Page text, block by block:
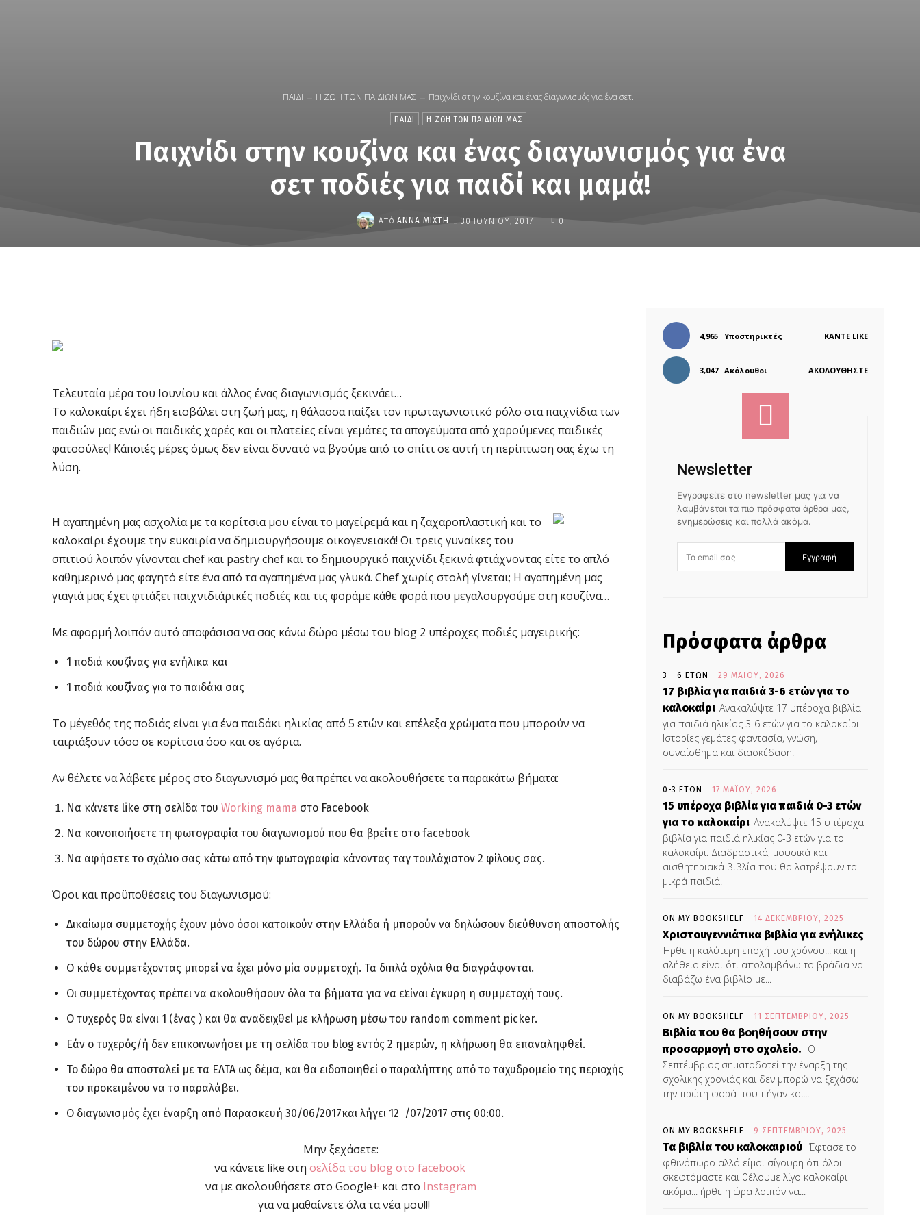
ΠΑΙΔΙ Η ΖΩΗ ΤΩΝ ΠΑΙΔΙΩΝ ΜΑΣ Παιχνίδι στην κουζίνα και ένας διαγωνισμός για ένα σετ...
ΠΑΙΔΙ Η ΖΩΗ ΤΩΝ ΠΑΙΔΙΩΝ ΜΑΣ
Παιχνίδι στην κουζίνα και ένας διαγωνισμός για ένα
σετ ποδιές για παιδί και μαμά!
Από ΆΝΝΑ ΜΊΧΤΗ - 30 ΙΟΥΝΊΟΥ, 2017 0
Τελευταία μέρα του Ιουνίου και άλλος ένας διαγωνισμός ξεκινάει…
Το καλοκαίρι έχει ήδη εισβάλει στη ζωή μας, η θάλασσα παίζει τον πρωταγωνιστικό ρόλο στα παιχνίδια των
παιδιών μας ενώ οι παιδικές χαρές και οι πλατείες είναι γεμάτες τα απογεύματα από χαρούμενες παιδικές
φατσούλες! Κάποιές μέρες όμως δεν είναι δυνατό να βγούμε από το σπίτι σε αυτή τη περίπτωση σας έχω τη
λύση.
Η αγαπημένη μας ασχολία με τα κορίτσια μου είναι το μαγείρεμά και η ζαχαροπλαστική και το
καλοκαίρι έχουμε την ευκαιρία να δημιουργήσουμε οικογενειακά! Οι τρεις γυναίκες του
σπιτιού λοιπόν γίνονται chef και pastry chef και το δημιουργικό παιχνίδι ξεκινά φτιάχνοντας είτε το απλό
καθημερινό μας φαγητό είτε ένα από τα αγαπημένα μας γλυκά. Chef χωρίς στολή γίνεται; Η αγαπημένη μας
γιαγιά μας έχει φτιάξει παιχνιδιάρικές ποδιές και τις φοράμε κάθε φορά που μεγαλουργούμε στη κουζίνα…
Με αφορμή λοιπόν αυτό αποφάσισα να σας κάνω δώρο μέσω του blog 2 υπέροχες ποδιές μαγειρικής:
1 ποδιά κουζίνας για ενήλικα και
1 ποδιά κουζίνας για το παιδάκι σας
To μέγεθός της ποδιάς είναι για ένα παιδάκι ηλικίας από 5 ετών και επέλεξα χρώματα που μπορούν να
ταιριάξουν τόσο σε κορίτσια όσο και σε αγόρια.
Αν θέλετε να λάβετε μέρος στο διαγωνισμό μας θα πρέπει να ακολουθήσετε τα παρακάτω βήματα:
Να κάνετε like στη σελίδα του Working mama στο Facebook
Να κοινοποιήσετε τη φωτογραφία του διαγωνισμού που θα βρείτε στο facebook
Να αφήσετε το σχόλιο σας κάτω από την φωτογραφία κάνοντας ταγ τουλάχιστον 2 φίλους σας.
Όροι και προϋποθέσεις του διαγωνισμού:
Δικαίωμα συμμετοχής έχουν μόνο όσοι κατοικούν στην Ελλάδα ή μπορούν να δηλώσουν διεύθυνση αποστολής
του δώρου στην Ελλάδα.
Ο κάθε συμμετέχοντας μπορεί να έχει μόνο μία συμμετοχή. Τα διπλά σχόλια θα διαγράφονται.
Οι συμμετέχοντας πρέπει να ακολουθήσουν όλα τα βήματα για να ε΄΄είναι έγκυρη η συμμετοχή τους.
Ο τυχερός θα είναι 1 (ένας ) και θα αναδειχθεί με κλήρωση μέσω του random comment picker.
Εάν ο τυχερός/ή δεν επικοινωνήσει με τη σελίδα του blog εντός 2 ημερών, η κλήρωση θα επαναληφθεί.
Το δώρο θα αποσταλεί με τα ΕΛΤΑ ως δέμα, και θα ειδοποιηθεί ο παραλήπτης από το ταχυδρομείο της περιοχής
του προκειμένου να το παραλάβει.
Ο διαγωνισμός έχει έναρξη από Παρασκευή 30/06/2017και λήγει 12 /07/2017 στις 00:00.
Μην ξεχάσετε:
να κάνετε like στη σελίδα του blog στο facebook
να με ακολουθήσετε στο Google+ και στο Instagram
για να μαθαίνετε όλα τα νέα μου!!!
4,965 Υποστηρικτές ΚΆΝΤΕ LIKE
3,047 Ακόλουθοι ΑΚΟΛΟΥΘΉΣΤΕ
Newsletter
Εγγραφείτε στο newsletter μας για να
λαμβάνεται τα πιο πρόσφατα άρθρα μας,
ενημερώσεις και πολλά ακόμα.
Εγγραφή
Πρόσφατα άρθρα
3 - 6 ΕΤΏΝ 29 ΜΑΪ́ΟΥ, 2026
17 βιβλία για παιδιά 3-6 ετών για το
καλοκαίρι Ανακαλύψτε 17 υπέροχα βιβλία
για παιδιά ηλικίας 3-6 ετών για το καλοκαίρι.
Ιστορίες γεμάτες φαντασία, γνώση,
συναίσθημα και διασκέδαση.
0-3 ΕΤΏΝ 17 ΜΑΪ́ΟΥ, 2026
15 υπέροχα βιβλία για παιδιά 0-3 ετών
για το καλοκαίρι Ανακαλύψτε 15 υπέροχα
βιβλία για παιδιά ηλικίας 0-3 ετών για το
καλοκαίρι. Διαδραστικά, μουσικά και
αισθητηριακά βιβλία που θα λατρέψουν τα
μικρά παιδιά.
ON MY BOOKSHELF 14 ΔΕΚΕΜΒΡΊΟΥ, 2025
Χριστουγεννιάτικα βιβλία για ενήλικες
Ήρθε η καλύτερη εποχή του χρόνου... και η
αλήθεια είναι ότι απολαμβάνω τα βράδια να
διαβάζω ένα βιβλίο με...
ON MY BOOKSHELF 11 ΣΕΠΤΕΜΒΡΊΟΥ, 2025
Βιβλία που θα βοηθήσουν στην
προσαρμογή στο σχολείο. Ο
Σεπτέμβριος σηματοδοτεί την έναρξη της
σχολικής χρονιάς και δεν μπορώ να ξεχάσω
την πρώτη φορά που πήγαν και...
ON MY BOOKSHELF 9 ΣΕΠΤΕΜΒΡΊΟΥ, 2025
Τα βιβλία του καλοκαιριού Έφτασε το
φθινόπωρο αλλά είμαι σίγουρη ότι όλοι
σκεφτόμαστε και θέλουμε λίγο καλοκαίρι
ακόμα... ήρθε η ώρα λοιπόν να...